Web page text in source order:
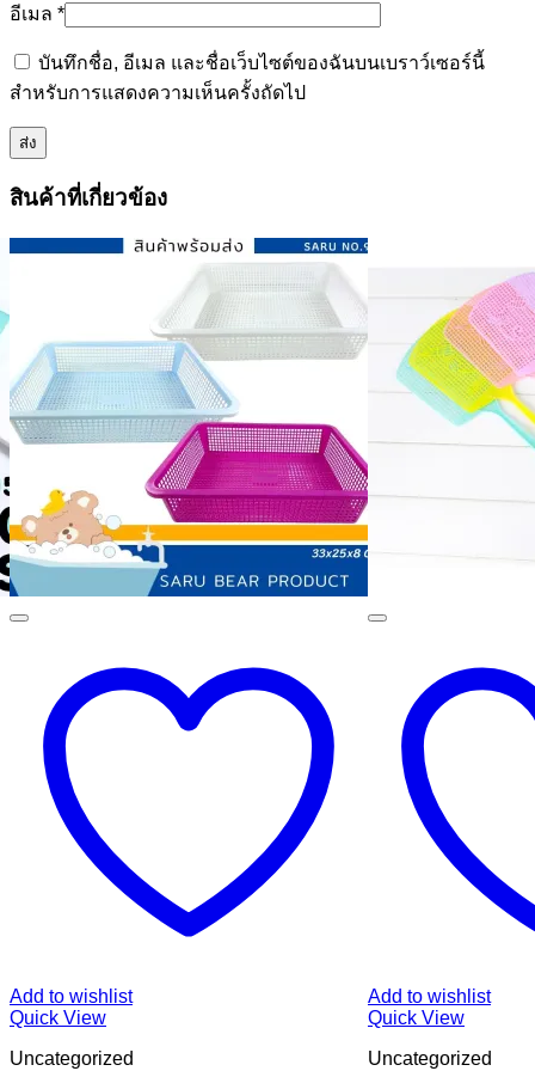
อีเมล *
บันทึกชื่อ, อีเมล และชื่อเว็บไซต์ของฉันบนเบราว์เซอร์นี้
สำหรับการแสดงความเห็นครั้งถัดไป
สินค้าที่เกี่ยวข้อง
Add to wishlist
Quick View
Uncategorized
Add to wishlist
Quick View
Uncategorized